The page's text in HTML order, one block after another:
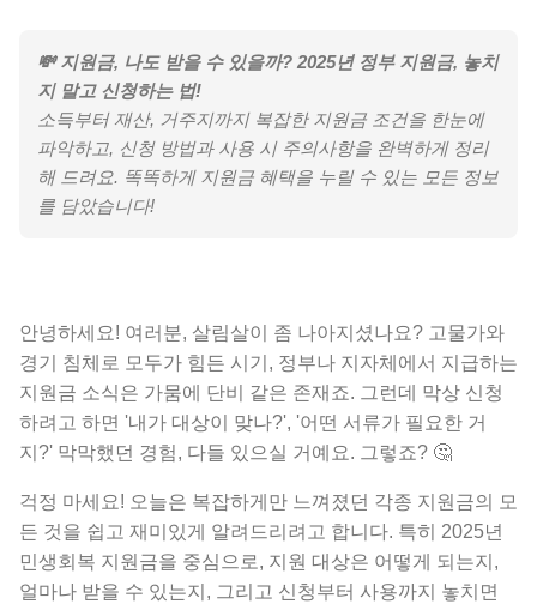
💸 지원금, 나도 받을 수 있을까? 2025년 정부 지원금, 놓치
지 말고 신청하는 법!
소득부터 재산, 거주지까지 복잡한 지원금 조건을 한눈에
파악하고, 신청 방법과 사용 시 주의사항을 완벽하게 정리
해 드려요. 똑똑하게 지원금 혜택을 누릴 수 있는 모든 정보
를 담았습니다!
안녕하세요! 여러분, 살림살이 좀 나아지셨나요? 고물가와
경기 침체로 모두가 힘든 시기, 정부나 지자체에서 지급하는
지원금 소식은 가뭄에 단비 같은 존재죠. 그런데 막상 신청
하려고 하면 '내가 대상이 맞나?', '어떤 서류가 필요한 거
지?' 막막했던 경험, 다들 있으실 거예요. 그렇죠? 🤔
걱정 마세요! 오늘은 복잡하게만 느껴졌던 각종 지원금의 모
든 것을 쉽고 재미있게 알려드리려고 합니다. 특히 2025년
민생회복 지원금을 중심으로, 지원 대상은 어떻게 되는지,
얼마나 받을 수 있는지, 그리고 신청부터 사용까지 놓치면